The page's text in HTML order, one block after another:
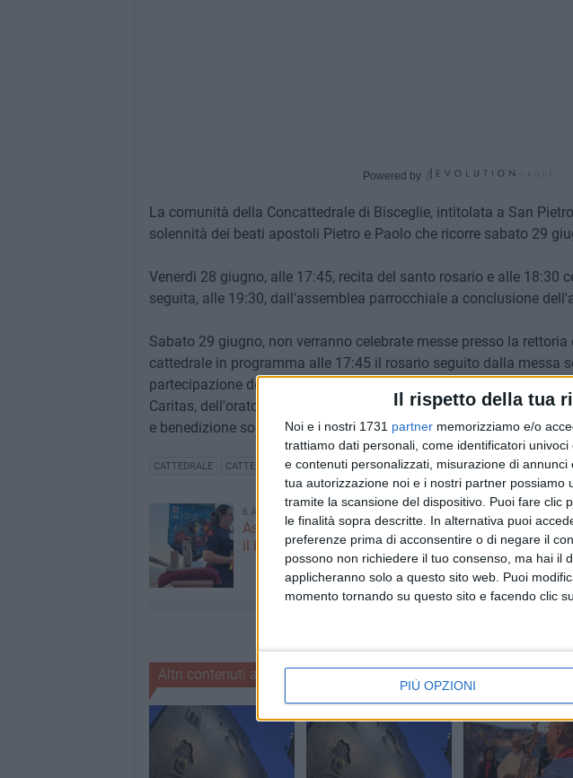
Il rispetto della tua
Noi e i nostri 1731 partner memorizziamo e/o
trattiamo dati personali, come identificatori
e contenuti personalizzati, misurazione di
tua autorizzazione noi e i nostri partner possiamo
tramite la scansione del dispositivo. Puoi fare clic
le finalità sopra descritte. In alternativa puoi
preferenze prima di acconsentire o di negare il
possono non richiedere il tuo consenso, ma hai il
applicheranno solo a questo sito web. Puoi
momento tornando su questo sito e facendo clic
PIÙ OPZIONI
Powered by
La comunità della Concattedrale di Bisceglie, intitolata a San
solennità dei beati apostoli Pietro e Paolo che ricorre sabato 29
Venerdì 28 giugno, alle 17:45, recita del santo rosario e alle 18:30
seguita, alle 19:30, dall'assemblea parrocchiale a conclusione
Sabato 29 giugno, non verranno celebrate messe presso la
cattedrale in programma alle 17:45 il rosario seguito dalla messa
partecipazione dei priori e presidenti, delle confraternite e
Caritas, dell'oratorio e dei catechisti, prevista l'esposizione della
e benedizione solenne al termine della celebrazione.
CATTEDRALE CATTEDRALE DI BISCEGLIE BASILICA CONCATTEDRALE
6 AGOSTO 2026
Aspettando il Palio della Quercia:
il Fantapalio
6
Altri contenuti a tema